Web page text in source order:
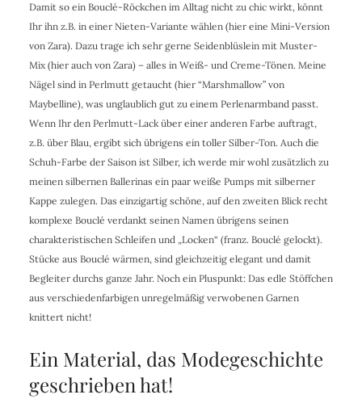
Damit so ein Bouclé-Röckchen im Alltag nicht zu chic wirkt, könnt
Ihr ihn z.B. in einer Nieten-Variante wählen (hier eine Mini-Version
von Zara). Dazu trage ich sehr gerne Seidenblüslein mit Muster-
Mix (hier auch von Zara) – alles in Weiß- und Creme-Tönen. Meine
Nägel sind in Perlmutt getaucht (hier “Marshmallow” von
Maybelline), was unglaublich gut zu einem Perlenarmband passt.
Wenn Ihr den Perlmutt-Lack über einer anderen Farbe auftragt,
z.B. über Blau, ergibt sich übrigens ein toller Silber-Ton. Auch die
Schuh-Farbe der Saison ist Silber, ich werde mir wohl zusätzlich zu
meinen silbernen Ballerinas ein paar weiße Pumps mit silberner
Kappe zulegen. Das einzigartig schöne, auf den zweiten Blick recht
komplexe Bouclé verdankt seinen Namen übrigens seinen
charakteristischen Schleifen und „Locken“ (franz. Bouclé gelockt).
Stücke aus Bouclé wärmen, sind gleichzeitig elegant und damit
Begleiter durchs ganze Jahr. Noch ein Pluspunkt: Das edle Stöffchen
aus verschiedenfarbigen unregelmäßig verwobenen Garnen
knittert nicht!
Ein Material, das Modegeschichte
geschrieben hat!